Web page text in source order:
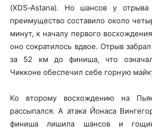
(XDS‑Astana). Но шансов у
преимущество составило около
минут, к началу первого
оно сократилось вдвое. Отрыв
за 52 км до финиша, что
Чикконе обеспечил себе горную
Ко второму восхождению на
рассыпался. А атака Йонаса
финиша лишила шансов и